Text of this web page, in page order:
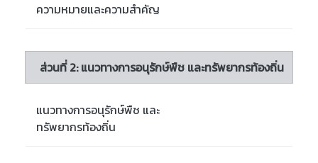
ความหมายและความสำคัญ
ส่วนที่ 2: แนวทางการอนุรักษ์พืช และทรัพยากรท้องถิ่น
แนวทางการอนุรักษ์พืช และ
ทรัพยากรท้องถิ่น